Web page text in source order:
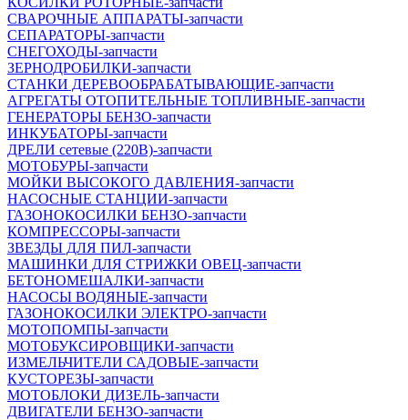
СВАРОЧНЫЕ АППАРАТЫ-запчасти
СЕПАРАТОРЫ-запчасти
СНЕГОХОДЫ-запчасти
ЗЕРНОДРОБИЛКИ-запчасти
СТАНКИ ДЕРЕВООБРАБАТЫВАЮЩИЕ-запчасти
АГРЕГАТЫ ОТОПИТЕЛЬНЫЕ ТОПЛИВНЫЕ-запчасти
ГЕНЕРАТОРЫ БЕНЗО-запчасти
ИНКУБАТОРЫ-запчасти
ДРЕЛИ сетевые (220В)-запчасти
МОТОБУРЫ-запчасти
МОЙКИ ВЫСОКОГО ДАВЛЕНИЯ-запчасти
НАСОСНЫЕ СТАНЦИИ-запчасти
ГАЗОНОКОСИЛКИ БЕНЗО-запчасти
КОМПРЕССОРЫ-запчасти
ЗВЕЗДЫ ДЛЯ ПИЛ-запчасти
МАШИНКИ ДЛЯ СТРИЖКИ ОВЕЦ-запчасти
БЕТОНОМЕШАЛКИ-запчасти
НАСОСЫ ВОДЯНЫЕ-запчасти
ГАЗОНОКОСИЛКИ ЭЛЕКТРО-запчасти
МОТОПОМПЫ-запчасти
МОТОБУКСИРОВЩИКИ-запчасти
ИЗМЕЛЬЧИТЕЛИ САДОВЫЕ-запчасти
КУСТОРЕЗЫ-запчасти
МОТОБЛОКИ ДИЗЕЛЬ-запчасти
ДВИГАТЕЛИ БЕНЗО-запчасти